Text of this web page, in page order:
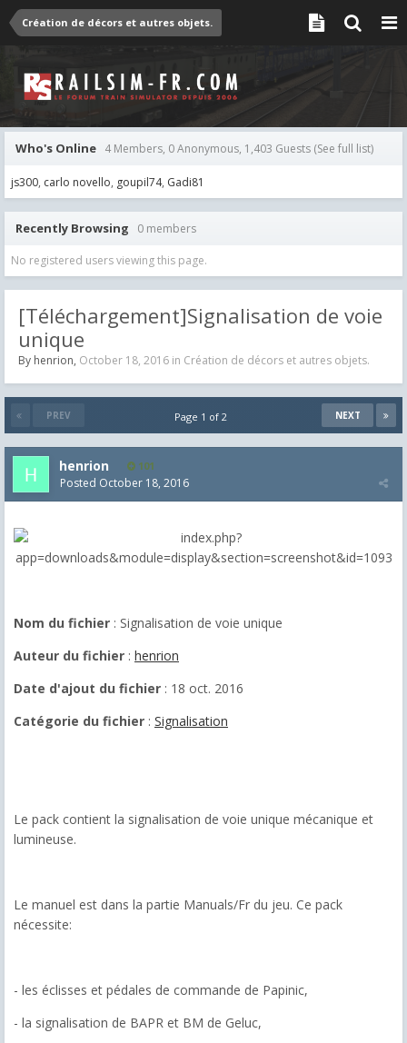
Création de décors et autres objets.
Who's Online 4 Members, 0 Anonymous, 1,403 Guests (See full list)
js300 carlo novello goupil74 Gadi81
Recently Browsing 0 members
No registered users viewing this page.
[Téléchargement]Signalisation de voie
unique
By henrion, October 18, 2016 in Création de décors et autres objets.
PREV NEXT
Page 1 of 2
henrion 101
Posted October 18, 2016
Nom du fichier : Signalisation de voie unique
Auteur du fichier : henrion
Date d'ajout du fichier : 18 oct. 2016
Catégorie du fichier : Signalisation
Le pack contient la signalisation de voie unique mécanique et
lumineuse.
Le manuel est dans la partie Manuals/Fr du jeu. Ce pack
nécessite:
- les éclisses et pédales de commande de Papinic,
- la signalisation de BAPR et BM de Geluc,